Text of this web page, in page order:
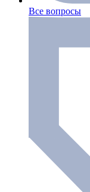
Все вопросы